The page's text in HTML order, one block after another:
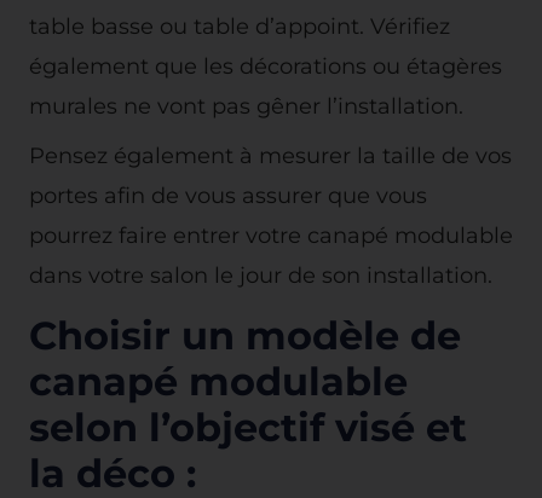
table basse ou table d’appoint. Vérifiez
également que les décorations ou étagères
murales ne vont pas gêner l’installation.
Pensez également à mesurer la taille de vos
portes afin de vous assurer que vous
pourrez faire entrer votre canapé modulable
dans votre salon le jour de son installation.
Choisir un modèle de
canapé modulable
selon l’objectif visé et
la déco :